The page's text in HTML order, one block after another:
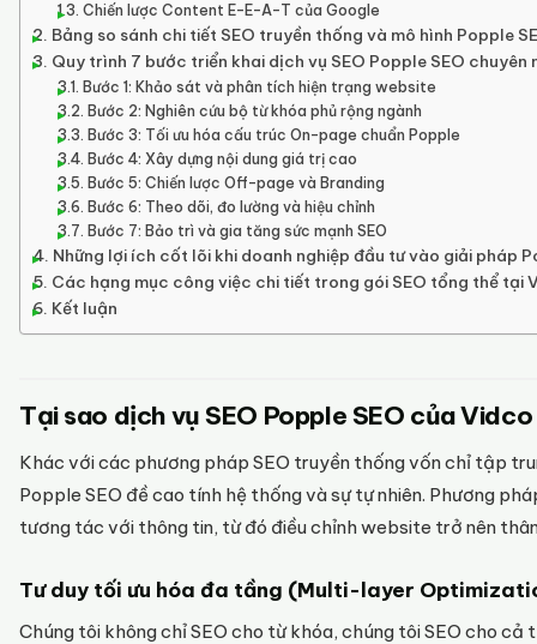
Chiến lược Content E-E-A-T của Google
Bảng so sánh chi tiết SEO truyền thống và mô hình Popple
Quy trình 7 bước triển khai dịch vụ SEO Popple SEO chuyên
Bước 1: Khảo sát và phân tích hiện trạng website
Bước 2: Nghiên cứu bộ từ khóa phủ rộng ngành
Bước 3: Tối ưu hóa cấu trúc On-page chuẩn Popple
Bước 4: Xây dựng nội dung giá trị cao
Bước 5: Chiến lược Off-page và Branding
Bước 6: Theo dõi, đo lường và hiệu chỉnh
Bước 7: Bảo trì và gia tăng sức mạnh SEO
Những lợi ích cốt lõi khi doanh nghiệp đầu tư vào giải pháp
Các hạng mục công việc chi tiết trong gói SEO tổng thể tại
Kết luận
Tại sao dịch vụ SEO Popple SEO của
Khác với các phương pháp SEO truyền thống vốn chỉ tập
Popple SEO đề cao tính hệ thống và sự tự nhiên. Phương
tương tác với thông tin, từ đó điều chỉnh website trở nên
Tư duy tối ưu hóa đa tầng (Multi-layer
Chúng tôi không chỉ SEO cho từ khóa, chúng tôi SEO cho